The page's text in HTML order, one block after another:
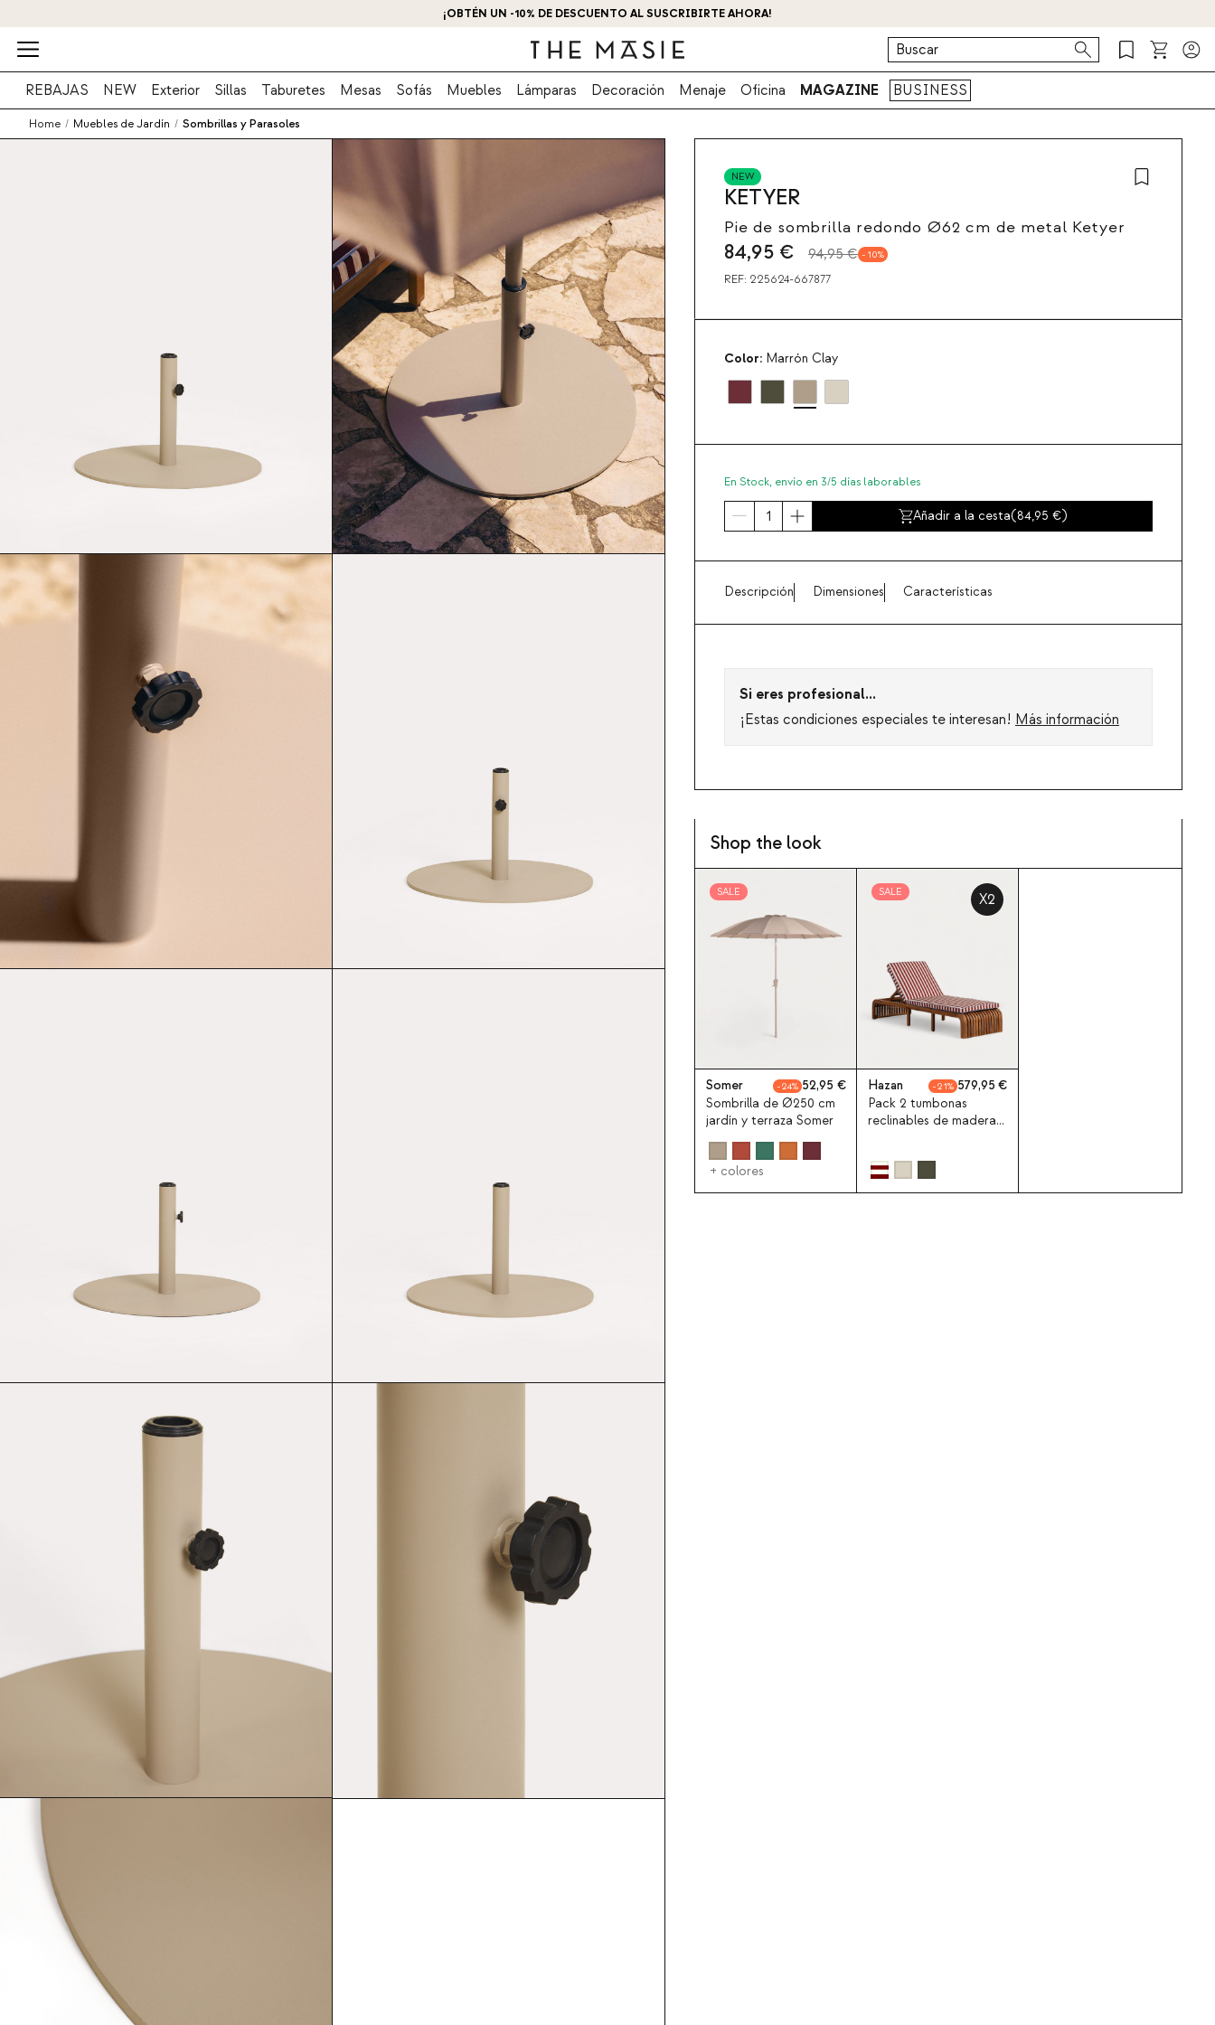
¡OBTÉN UN -10% DE DESCUENTO AL SUSCRIBIRTE AHORA!
REBAJAS NEW Exterior Sillas Taburetes Mesas Sofás Muebles Lámparas Decoración Menaje Oficina MAGAZINE BUSINESS
Home / Muebles de Jardín / Sombrillas y Parasoles
NEW
KETYER
Pie de sombrilla redondo Ø62 cm de metal Ketyer
84,95 € 94,95 € 10
REF: 225624-667877
Color: Marrón Clay
En Stock, envío en 3/5 días laborables
Añadir a la cesta(84,95 )
Descripción Dimensiones Características
Si eres profesional...
¡Estas condiciones especiales te interesan! Más información
Shop the look
SALE
Somer 24
52,95
Sombrilla de Ø250 cm
jardín y terraza Somer
+ colores
SALE X2
Hazan 21
579,95
Pack 2 tumbonas
reclinables de madera